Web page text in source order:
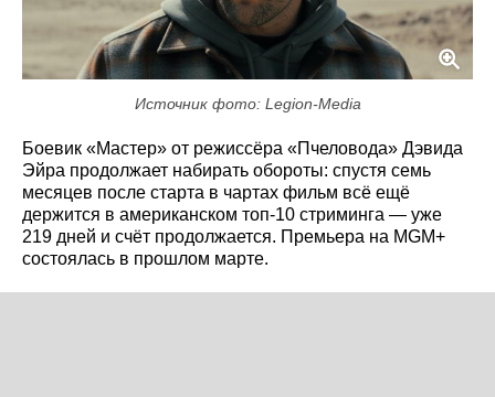
Источник фото: Legion-Media
Боевик «Мастер» от режиссёра «Пчеловода» Дэвида
Эйра продолжает набирать обороты: спустя семь
месяцев после старта в чартах фильм всё ещё
держится в американском топ‑10 стриминга — уже
219 дней и счёт продолжается. Премьера на MGM+
состоялась в прошлом марте.